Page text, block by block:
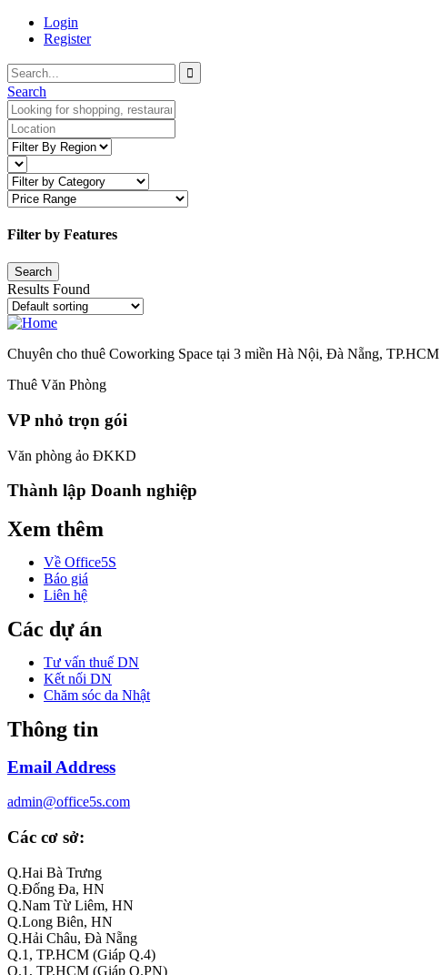
Login
Register
Search
Filter by Features
Results Found
Chuyên cho thuê Coworking Space tại 3 miền Hà Nội, Đà Nẵng, TP.HCM
Thuê Văn Phòng
VP nhỏ trọn gói
Văn phòng ảo ĐKKD
Thành lập Doanh nghiệp
Xem thêm
Về Office5S
Báo giá
Liên hệ
Các dự án
Tư vấn thuế DN
Kết nối DN
Chăm sóc da Nhật
Thông tin
Email Address
admin@office5s.com
Các cơ sở:
Q.Hai Bà Trưng
Q.Đống Đa, HN
Q.Nam Từ Liêm, HN
Q.Long Biên, HN
Q.Hải Châu, Đà Nẵng
Q.1, TP.HCM (Giáp Q.4)
Q.1, TP.HCM (Giáp Q.PN)